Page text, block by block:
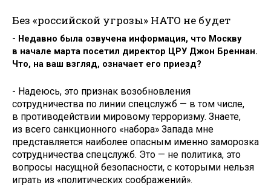
Без «российской угрозы» НАТО не будет
- Недавно была озвучена информация, что Москву
в начале марта посетил директор ЦРУ Джон Бреннан.
Что, на ваш взгляд, означает его приезд?
- Надеюсь, это признак возобновления
сотрудничества по линии спецслужб — в том числе,
в противодействии мировому терроризму. Знаете,
из всего санкционного «набора» Запада мне
представляется наиболее опасным именно заморозка
сотрудничества спецслужб. Это — не политика, это
вопросы насущной безопасности, с которыми нельзя
играть из «политических соображений».